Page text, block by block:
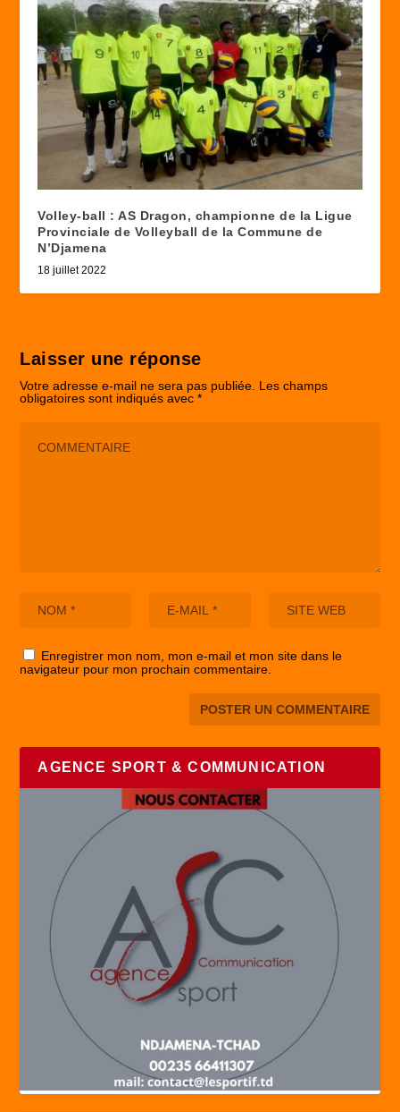
Volley-ball : AS Dragon, championne de la Ligue
Provinciale de Volleyball de la Commune de
N’Djamena
18 juillet 2022
Laisser une réponse
Votre adresse e-mail ne sera pas publiée. Les champs
obligatoires sont indiqués avec*
Enregistrer mon nom, mon e-mail et mon site dans le
navigateur pour mon prochain commentaire.
AGENCE SPORT & COMMUNICATION